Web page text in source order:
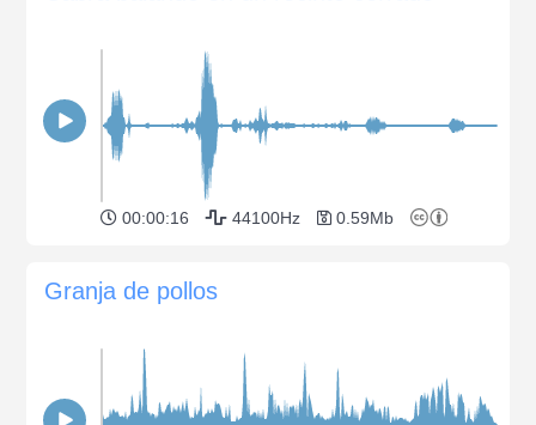
00:00:16 44100Hz 0.59Mb
Granja de pollos